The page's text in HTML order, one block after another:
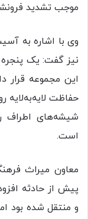
موجب تشدید
وی با اشاره به
نیز گفت: یک
این مجموعه قرار
حفاظت لایه‌به‌لایه
شیشه‌های اطراف
است.
معاون میراث
پیش از حادثه
و منتقل شده بود